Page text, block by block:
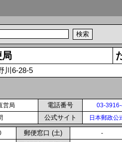
局
川6-28-5
営局 電話番号 03-
公式サイト 日本郵政公
郵便窓口 (土) -